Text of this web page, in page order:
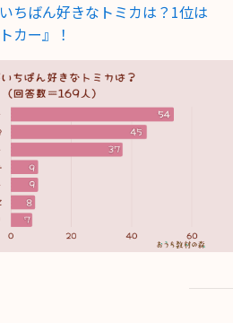
ちばん好きなトミカは？1位は
カー』！